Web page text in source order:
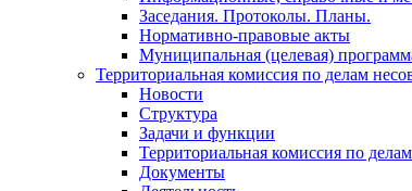
Заседания. Протоколы. Планы.
Нормативно-правовые акты
Муниципальная (целевая)
Территориальная комиссия по делам
Новости
Структура
Задачи и функции
Территориальная комиссия по
Документы